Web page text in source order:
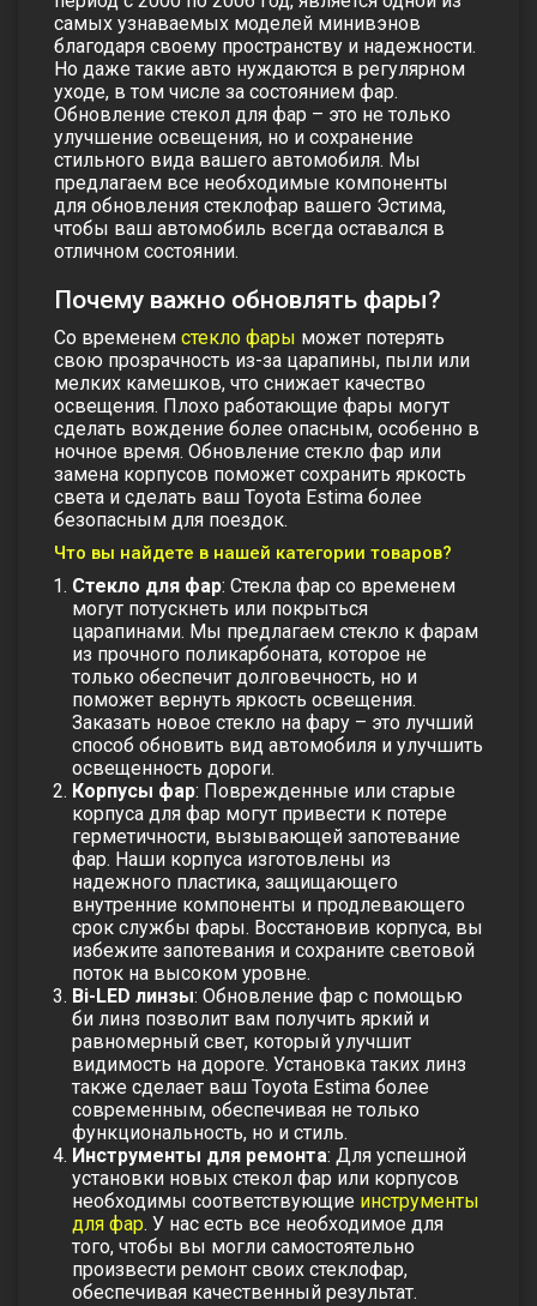
самых узнаваемых моделей минивэнов
благодаря своему пространству и надежности.
Но даже такие авто нуждаются в регулярном
уходе, в том числе за состоянием фар.
Обновление стекол для фар – это не только
улучшение освещения, но и сохранение
стильного вида вашего автомобиля. Мы
предлагаем все необходимые компоненты
для обновления стеклофар вашего Эстима,
чтобы ваш автомобиль всегда оставался в
отличном состоянии.
Почему важно обновлять фары?
Со временем стекло фары может потерять
свою прозрачность из-за царапины, пыли или
мелких камешков, что снижает качество
освещения. Плохо работающие фары могут
сделать вождение более опасным, особенно в
ночное время. Обновление стекло фар или
замена корпусов поможет сохранить яркость
света и сделать ваш Toyota Estima более
безопасным для поездок.
Что вы найдете в нашей категории товаров?
Стекло для фар: Стекла фар со временем
могут потускнеть или покрыться
царапинами. Мы предлагаем стекло к фарам
из прочного поликарбоната, которое не
только обеспечит долговечность, но и
поможет вернуть яркость освещения.
Заказать новое стекло на фару – это лучший
способ обновить вид автомобиля и улучшить
освещенность дороги.
Корпусы фар: Поврежденные или старые
корпуса для фар могут привести к потере
герметичности, вызывающей запотевание
фар. Наши корпуса изготовлены из
надежного пластика, защищающего
внутренние компоненты и продлевающего
срок службы фары. Восстановив корпуса, вы
избежите запотевания и сохраните световой
поток на высоком уровне.
Bi-LED линзы: Обновление фар с помощью
би линз позволит вам получить яркий и
равномерный свет, который улучшит
видимость на дороге. Установка таких линз
также сделает ваш Toyota Estima более
современным, обеспечивая не только
функциональность, но и стиль.
Инструменты для ремонта: Для успешной
установки новых стекол фар или корпусов
необходимы соответствующие инструменты
для фар. У нас есть все необходимое для
того, чтобы вы могли самостоятельно
произвести ремонт своих стеклофар,
обеспечивая качественный результат.